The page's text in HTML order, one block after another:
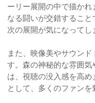
ーリー展開の中で描か
なる闘いが交錯すること
次の展開が気になってし
また、映像美やサウン
す。森の神秘的な雰囲
は、視聴の没入感を高
として、多くのファンを